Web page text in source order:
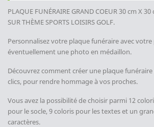
PLAQUE FUNÉRAIRE GRAND COEUR 30 cm X 30
SUR THÈME SPORTS LOISIRS GOLF.
Personnalisez votre plaque funéraire avec
éventuellement une photo en médaillon.
Découvrez comment créer une plaque
clics, pour rendre hommage à vos proches.
Vous avez la possibilité de choisir parmi 12
pour le socle, 9 coloris pour les textes et un
caractères.